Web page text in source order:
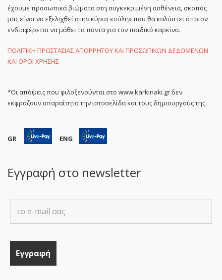
έχουμε προσωπικά βιώματα στη συγκεκριμένη ασθένεια, σκοπός
μας είναι να εξελιχθεί στην κύρια «πύλη» που θα καλύπτει όποιον
ενδιαφέρεται να μάθει τα πάντα για τον παιδικό καρκίνο.
ΠΟΛΙΤΙΚΗ ΠΡΟΣΤΑΣΙΑΣ ΑΠΟΡΡΗΤΟΥ ΚΑΙ ΠΡΟΣΩΠΙΚΩΝ ΔΕΔΟΜΕΝΩΝ
ΚΑΙ ΟΡΟΙ ΧΡΗΣΗΣ
*Οι απόψεις που φιλοξενούνται στο www.karkinaki.gr δεν
εκφράζουν απαραίτητα την ιστοσελίδα και τους δημιουργούς της.
GR ENG
Εγγραφή στο newsletter